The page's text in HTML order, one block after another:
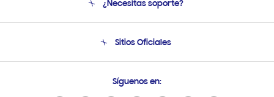
Soporte
¿Necesitas soporte?
Soporte vía eMail
Sitios Oficiales
Samsung Ecuador
Síguenos en: